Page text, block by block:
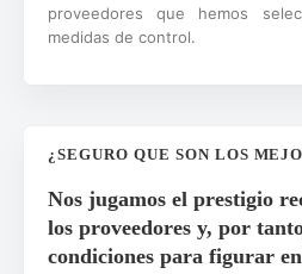
proveedores que hemos
medidas de control.
¿SEGURO QUE SON LOS
Nos jugamos el prestigio
los proveedores y, por
condiciones para figurar